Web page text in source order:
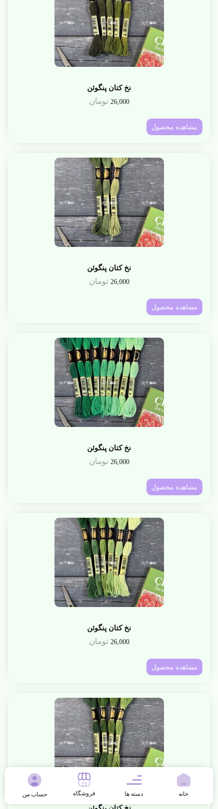
نخ کتان پنگوئن
26,000 تومان
مشاهده محصول
نخ کتان پنگوئن
26,000 تومان
مشاهده محصول
نخ کتان پنگوئن
26,000 تومان
مشاهده محصول
نخ کتان پنگوئن
26,000 تومان
مشاهده محصول
خانه دسته ها فروشگاه حساب من